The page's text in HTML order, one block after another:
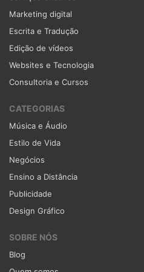
Marketing digital
Escrita e Tradução
Edição de vídeos
Websites e Tecnologia
Consultoria e Cursos
CATEGORIAS
Música e Áudio
Estilo de Vida
Negócios
Ensino a Distância
Publicidade
Design Gráfico
SOBRE NÓS
Blog